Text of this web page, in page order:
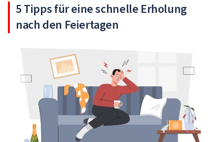
5 Tipps für eine schnelle Erholung
nach den Feiertagen